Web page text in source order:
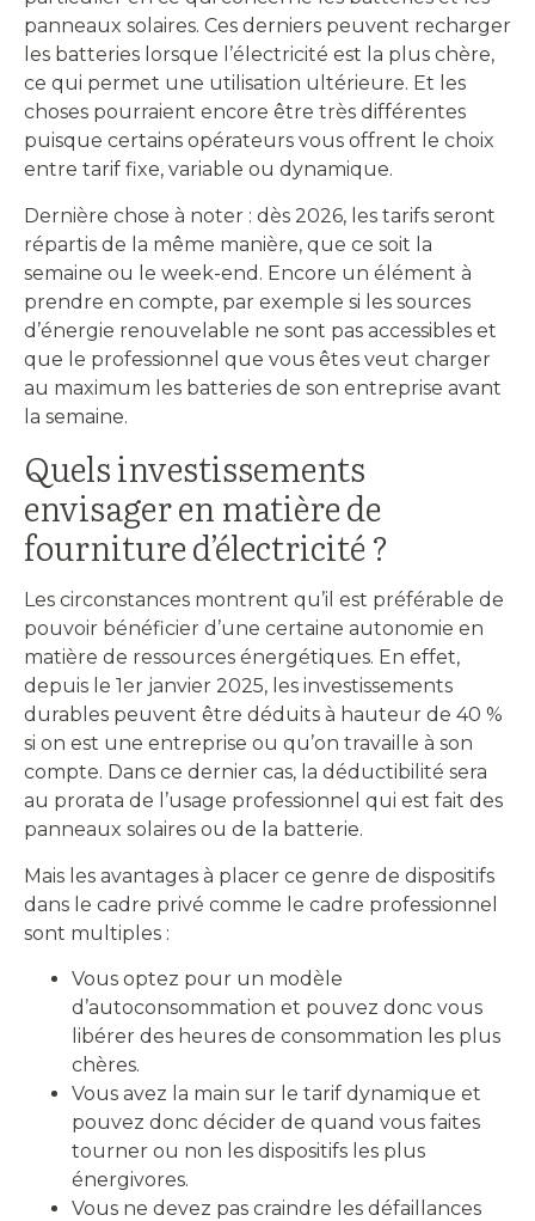
panneaux solaires. Ces derniers peuvent recharger
les batteries lorsque l’électricité est la plus chère,
ce qui permet une utilisation ultérieure. Et les
choses pourraient encore être très différentes
puisque certains opérateurs vous offrent le choix
entre tarif fixe, variable ou dynamique.
Dernière chose à noter : dès 2026, les tarifs seront
répartis de la même manière, que ce soit la
semaine ou le week-end. Encore un élément à
prendre en compte, par exemple si les sources
d’énergie renouvelable ne sont pas accessibles et
que le professionnel que vous êtes veut charger
au maximum les batteries de son entreprise avant
la semaine.
Quels investissements
envisager en matière de
fourniture d’électricité ?
Les circonstances montrent qu’il est préférable de
pouvoir bénéficier d’une certaine autonomie en
matière de ressources énergétiques. En effet,
depuis le 1er janvier 2025, les investissements
durables peuvent être déduits à hauteur de 40 %
si on est une entreprise ou qu’on travaille à son
compte. Dans ce dernier cas, la déductibilité sera
au prorata de l’usage professionnel qui est fait des
panneaux solaires ou de la batterie.
Mais les avantages à placer ce genre de dispositifs
dans le cadre privé comme le cadre professionnel
sont multiples :
Vous optez pour un modèle
d’autoconsommation et pouvez donc vous
libérer des heures de consommation les plus
chères.
Vous avez la main sur le tarif dynamique et
pouvez donc décider de quand vous faites
tourner ou non les dispositifs les plus
énergivores.
Vous ne devez pas craindre les défaillances